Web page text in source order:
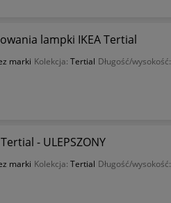
lampki IKEA Tertial
marki Kolekcja: Tertial Długość/wysokość:
- ULEPSZONY
marki Kolekcja: Tertial Długość/wysokość: